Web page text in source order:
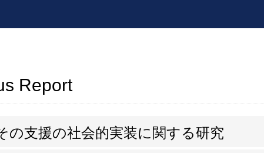
Report
の支援の社会的実装に関する研究